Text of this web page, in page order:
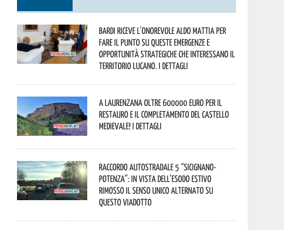
Bardi riceve l’onorevole Aldo Mattia per
fare il punto su queste emergenze e
opportunità strategiche che interessano il
territorio lucano. I dettagli
A Laurenzana oltre 600000 euro per il
restauro e il completamento del Castello
Medievale! I dettagli
Raccordo Autostradale 5 “Sicignano-
Potenza”: in vista dell’esodo estivo
rimosso il senso unico alternato su
questo viadotto